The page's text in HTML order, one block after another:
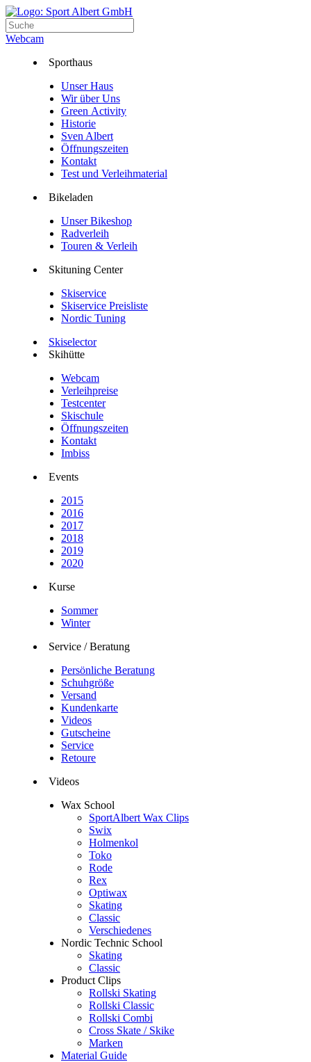
Webcam
Sporthaus
Unser Haus
Wir über Uns
Green Activity
Historie
Sven Albert
Öffnungszeiten
Kontakt
Test und Verleihmaterial
Bikeladen
Unser Bikeshop
Radverleih
Touren & Verleih
Skituning Center
Skiservice
Skiservice Preisliste
Nordic Tuning
Skiselector
Skihütte
Webcam
Verleihpreise
Testcenter
Skischule
Öffnungszeiten
Kontakt
Imbiss
Events
2015
2016
2017
2018
2019
2020
Kurse
Sommer
Winter
Service / Beratung
Persönliche Beratung
Schuhgröße
Versand
Kundenkarte
Videos
Gutscheine
Service
Retoure
Videos
Wax School
SportAlbert Wax Clips
Swix
Holmenkol
Toko
Rode
Rex
Optiwax
Skating
Classic
Verschiedenes
Nordic Technic School
Skating
Classic
Product Clips
Rollski Skating
Rollski Classic
Rollski Combi
Cross Skate / Skike
Marken
Material Guide